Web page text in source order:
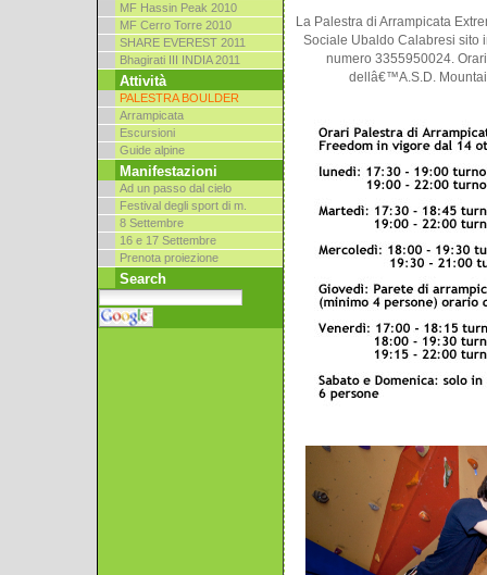
MF Hassin Peak 2010
MF Cerro Torre 2010
SHARE EVEREST 2011
Bhagirati III INDIA 2011
Attività
PALESTRA BOULDER
Arrampicata
Escursioni
Guide alpine
Manifestazioni
Ad un passo dal cielo
Festival degli sport di m.
8 Settembre
16 e 17 Settembre
Prenota proiezione
Search
La Palestra di Arrampicata
Sociale Ubaldo Calabresi sito
numero 3355950024.
dellâ€™A.S.D.